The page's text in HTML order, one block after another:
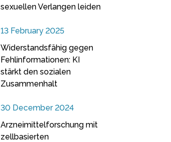
sexuellen Verlangen leiden
13 February 2025
Widerstandsfähig gegen
Fehlinformationen: KI
stärkt den sozialen
Zusammenhalt
30 December 2024
Arzneimittelforschung mit
zellbasierten